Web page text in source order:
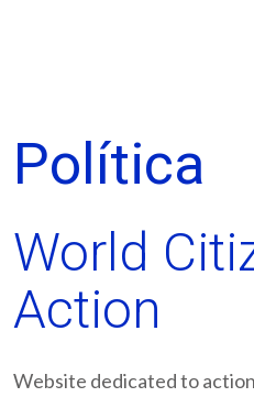
Política
World
Action
Website dedicated to